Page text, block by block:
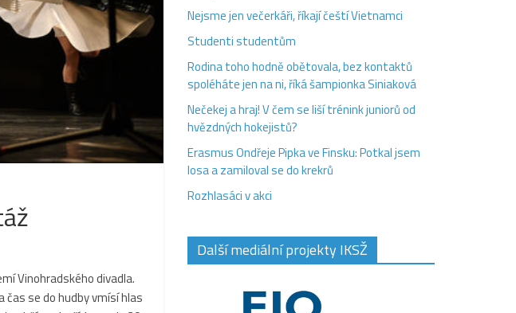
Vinohradského divadla.
čas se do hudby vmísí hlas
Nejsme jen večerkáři, říkají čeští Vietnamci
Studenti studentům
Rodina toho hodně obětovala, bez kontaktů
spoléháte jen na ni, říká šampionka Siniaková
Nečekej a hraj! V čem se liší trénink juniorů od
hvězdných hokejistů?
Erasmus Ondřeje Pipka ve Finsku: Potkal jsem
losa a zamiloval se do krekrů
Rozhlasáci v akci
Další mediální projekty IKSŽ